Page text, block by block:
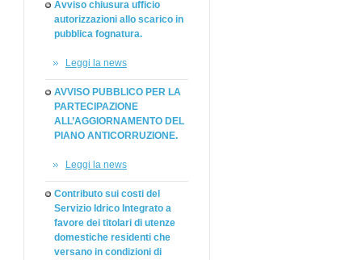
Avviso chiusura ufficio
autorizzazioni allo scarico in
pubblica fognatura.
Leggi la news
AVVISO PUBBLICO PER LA
PARTECIPAZIONE
ALL’AGGIORNAMENTO DEL
PIANO ANTICORRUZIONE.
Leggi la news
Contributo sui costi del
Servizio Idrico Integrato a
favore dei titolari di utenze
domestiche residenti che
versano in condizioni di